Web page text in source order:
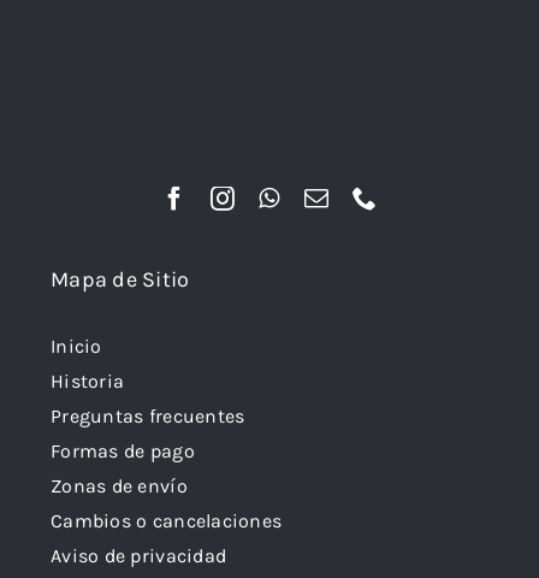
Mapa de Sitio
Inicio
Historia
Preguntas frecuentes
Formas de pago
Zonas de envío
Cambios o cancelaciones
Aviso de privacidad